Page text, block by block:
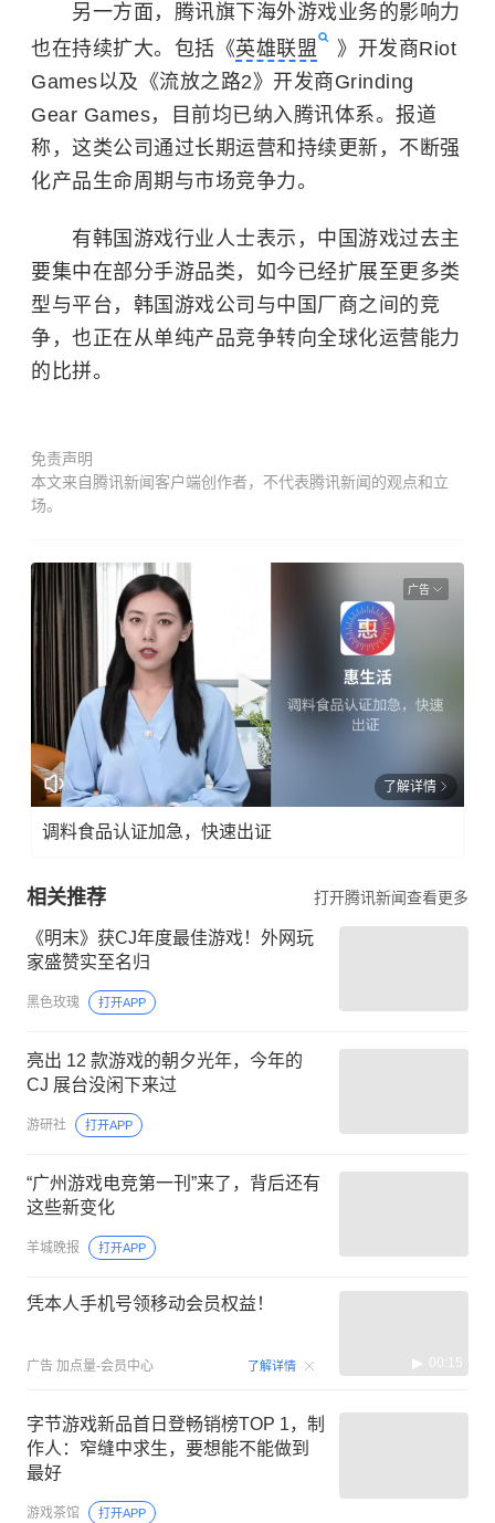
另一方面，腾讯旗下海外游戏业务的影响力
也在持续扩大。包括《英雄联盟 》开发商Riot
Games以及《流放之路2》开发商Grinding
Gear Games，目前均已纳入腾讯体系。报道
称，这类公司通过长期运营和持续更新，不断强
化产品生命周期与市场竞争力。
有韩国游戏行业人士表示，中国游戏过去主
要集中在部分手游品类，如今已经扩展至更多类
型与平台，韩国游戏公司与中国厂商之间的竞
争，也正在从单纯产品竞争转向全球化运营能力
的比拼。
免责声明
本文来自腾讯新闻客户端创作者，不代表腾讯新闻的观点和立
场。
广告
了解详情
调料食品认证加急，快速出证
相关推荐 打开腾讯新闻查看更多
《明末》获CJ年度最佳游戏！外网玩
家盛赞实至名归
黑色玫瑰 打开APP
亮出 12 款游戏的朝夕光年，今年的
CJ 展台没闲下来过
游研社 打开APP
“广州游戏电竞第一刊”来了，背后还有
这些新变化
羊城晚报 打开APP
凭本人手机号领移动会员权益！
广告 加点量-会员中心 了解详情 00:15
字节游戏新品首日登畅销榜TOP 1，制
作人：窄缝中求生，要想能不能做到
最好
游戏茶馆 打开APP